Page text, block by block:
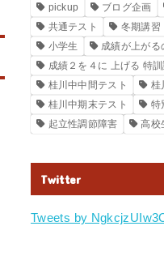
pickup ブログ企画
共通テスト
冬期講習
小学生
成績が上がる
成績２を４に 上げる 特
桂川中中間テスト
桂
桂川中期末テスト
特
起立性調節障害
高校
Twitter
Tweets by